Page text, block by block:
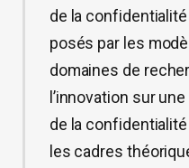
de la
posés par les
domaines de
l’innovation sur
de la
les cadres